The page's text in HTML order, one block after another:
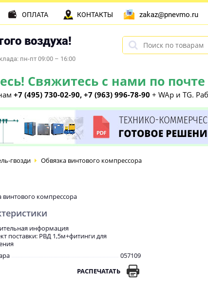
воздуха!
пн-пт 09:00 – 16:00
Свяжитесь с нами по почте
+7 (495) 730-02-90, +7 (963) 996-78-90 + WAp и TG.
ОПЛАТА КОНТАКТЫ zakaz@pnevmo.ru
гвозди Обвязка винтового компрессора
винтового компрессора
информация
поставки: РВД 1,5м+фитинги для
057109
РАСПЕЧАТАТЬ